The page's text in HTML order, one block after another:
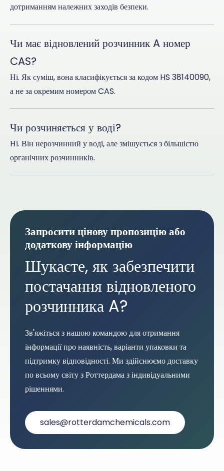
дотриманням належних заходів безпеки.
Чи має відновлений розчинник A номер
CAS?
Ні. Як суміш, вона класифікується за кодом HS 38140090,
а не за окремим номером CAS.
Чи розчиняється у воді?
Ні. Він нерозчинний у воді, але змішується з більшістю
органічних розчинників.
Запросити цінову пропозицію або
додаткову інформацію
Шукаєте, як забезпечити
постачання відновленого
розчинника A?
Зв'яжіться з нашою командою для отримання
інформації про наявність, варіанти упаковки та
підтримку відповідності. Ми здійснюємо доставку
по всьому світу з Роттердама з індивідуальними
рішеннями.
sales@rotterdamchemicals.com